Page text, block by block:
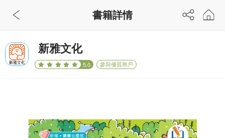
新雅文化
5.0 參與優質商戶
書籍詳情